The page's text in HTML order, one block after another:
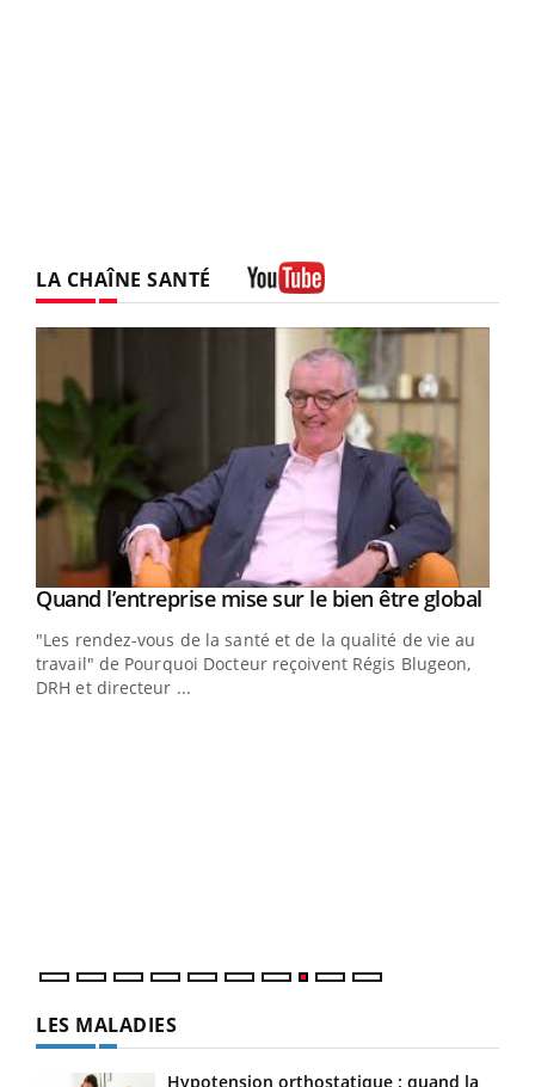
LA CHAÎNE SANTÉ
Youtube
Quand l’entreprise mise sur le bien être global
"Les rendez-vous de la santé et de la qualité de vie au
travail" de Pourquoi Docteur reçoivent Régis Blugeon,
DRH et directeur ...
LES MALADIES
Hypotension orthostatique : quand la